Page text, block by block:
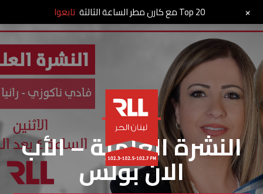
النشرة العلمية
النشرة العلمية – الأب
الان بولس
Top 20 مع كارن مطر الساعة الثالثة تابعوا +